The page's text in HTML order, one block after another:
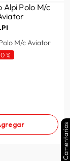
M/c Aviator
%
Comentarios